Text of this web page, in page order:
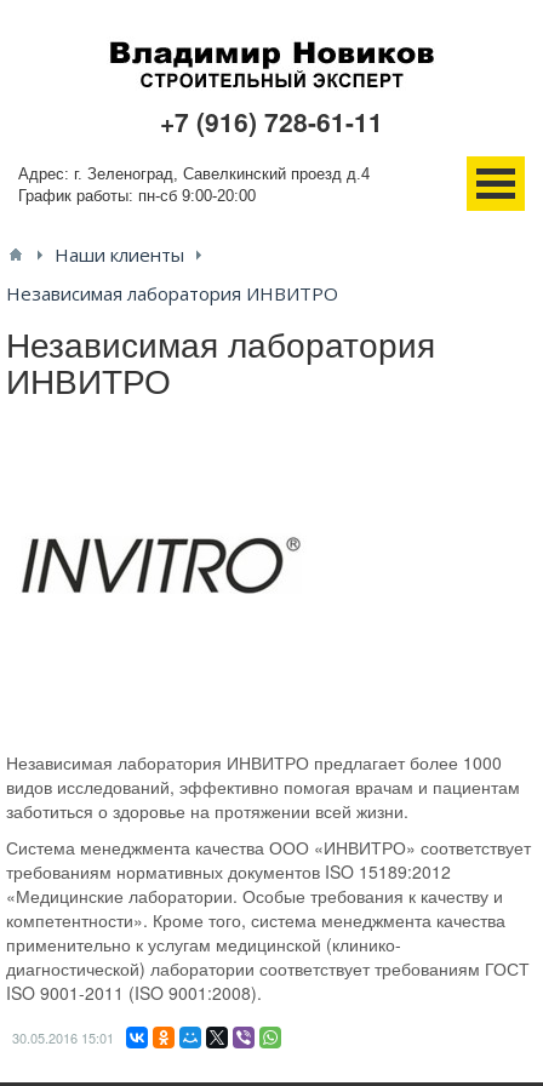
+7 (916) 728-61-11
Адрес: г. Зеленоград, Савелкинский проезд д.4
График работы: пн-сб 9:00-20:00
Наши клиенты
Независимая лаборатория ИНВИТРО
Независимая лаборатория
ИНВИТРО
Независимая лаборатория ИНВИТРО предлагает более 1000
видов исследований, эффективно помогая врачам и пациентам
заботиться о здоровье на протяжении всей жизни.
Система менеджмента качества ООО «ИНВИТРО» соответствует
требованиям нормативных документов ISO 15189:2012
«Медицинские лаборатории. Особые требования к качеству и
компетентности». Кроме того, система менеджмента качества
применительно к услугам медицинской (клинико-
диагностической) лаборатории соответствует требованиям ГОСТ
ISO 9001-2011 (ISO 9001:2008).
30.05.2016 15:01